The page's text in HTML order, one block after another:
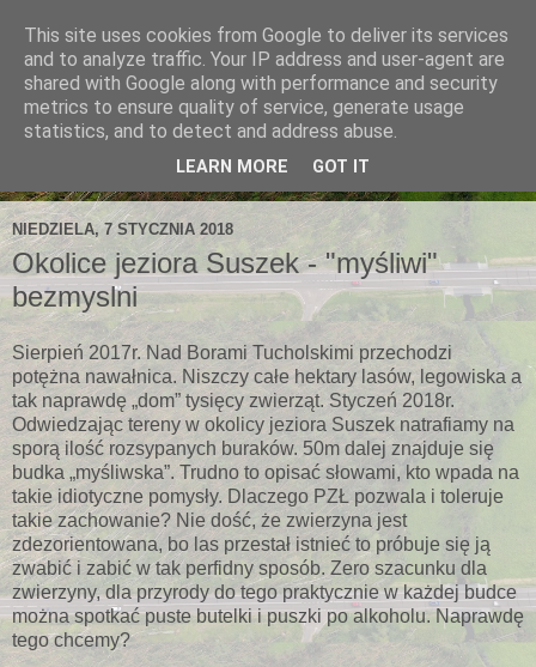
NIEDZIELA, 7 STYCZNIA 2018
Okolice jeziora Suszek - "myśliwi"
bezmyslni
Sierpień 2017r. Nad Borami Tucholskimi przechodzi
potężna nawałnica. Niszczy całe hektary lasów, legowiska a
tak naprawdę „dom” tysięcy zwierząt. Styczeń 2018r.
Odwiedzając tereny w okolicy jeziora Suszek natrafiamy na
sporą ilość rozsypanych buraków. 50m dalej znajduje się
budka „myśliwska”. Trudno to opisać słowami, kto wpada na
takie idiotyczne pomysły. Dlaczego PZŁ pozwala i toleruje
takie zachowanie? Nie dość, że zwierzyna jest
zdezorientowana, bo las przestał istnieć to próbuje się ją
zwabić i zabić w tak perfidny sposób. Zero szacunku dla
zwierzyny, dla przyrody do tego praktycznie w każdej budce
można spotkać puste butelki i puszki po alkoholu. Naprawdę
tego chcemy?
This site uses cookies from Google to deliver its services
and to analyze traffic. Your IP address and user-agent are
shared with Google along with performance and security
metrics to ensure quality of service, generate usage
statistics, and to detect and address abuse.
LEARN MORE GOT IT